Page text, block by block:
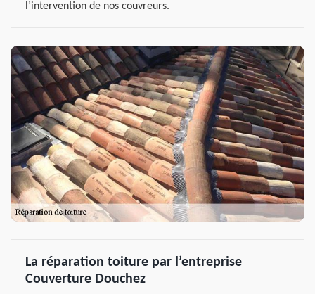
l’intervention de nos couvreurs.
La réparation toiture par l’entreprise
Couverture Douchez